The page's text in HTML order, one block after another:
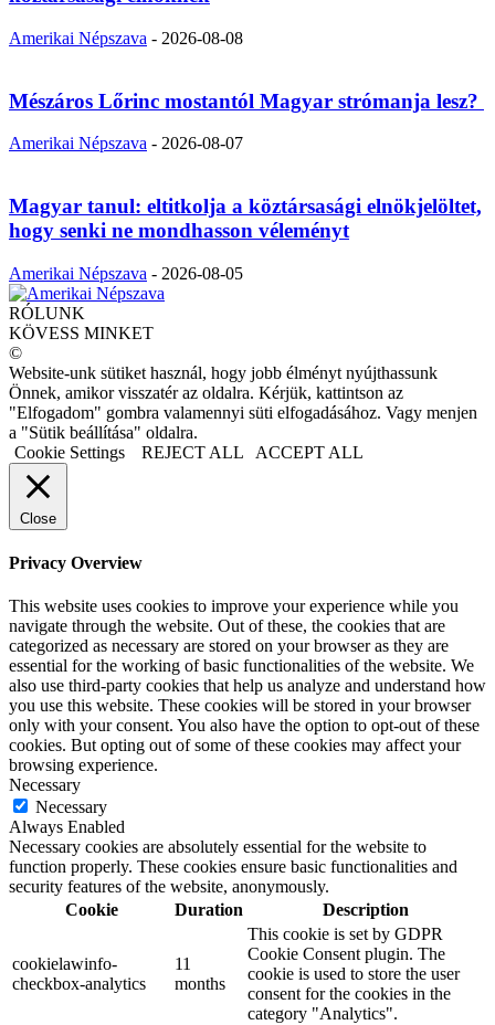
Amerikai Népszava - 2026-08-08
Mészáros Lőrinc mostantól Magyar strómanja lesz?
Amerikai Népszava - 2026-08-07
Magyar tanul: eltitkolja a köztársasági elnökjelöltet,
hogy senki ne mondhasson véleményt
Amerikai Népszava - 2026-08-05
RÓLUNK
KÖVESS MINKET
©
Website-unk sütiket használ, hogy jobb élményt nyújthassunk
Önnek, amikor visszatér az oldalra. Kérjük, kattintson az
"Elfogadom" gombra valamennyi süti elfogadásához. Vagy menjen
a "Sütik beállítása" oldalra.
Cookie Settings
REJECT ALL ACCEPT ALL
Close
Privacy Overview
This website uses cookies to improve your experience while you
navigate through the website. Out of these, the cookies that are
categorized as necessary are stored on your browser as they are
essential for the working of basic functionalities of the website. We
also use third-party cookies that help us analyze and understand how
you use this website. These cookies will be stored in your browser
only with your consent. You also have the option to opt-out of these
cookies. But opting out of some of these cookies may affect your
browsing experience.
Necessary
Necessary
Always Enabled
Necessary cookies are absolutely essential for the website to
function properly. These cookies ensure basic functionalities and
security features of the website, anonymously.
Cookie
Duration Description
cookielawinfo-
checkbox-analytics
11
months
This cookie is set by GDPR
Cookie Consent plugin. The
cookie is used to store the user
consent for the cookies in the
category "Analytics".